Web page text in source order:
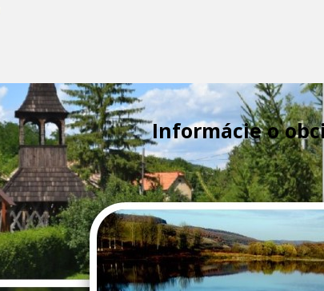
Informácie o obci